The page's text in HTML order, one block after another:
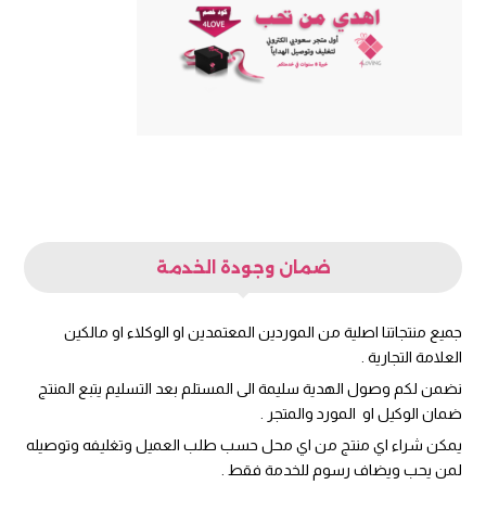
ضمان وجودة الخدمة
جميع منتجاتنا اصلية من الموردين المعتمدين او الوكلاء او مالكين
العلامة التجارية .
نضمن لكم وصول الهدية سليمة الى المستلم بعد التسليم يتبع المنتج
ضمان الوكيل او المورد والمتجر .
يمكن شراء اي منتج من اي محل حسب طلب العميل وتغليفه وتوصيله
لمن يحب ويضاف رسوم للخدمة فقط .